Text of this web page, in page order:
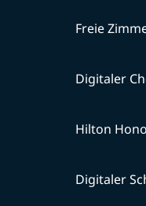
Freie
Digitaler
Hilton
Digitaler